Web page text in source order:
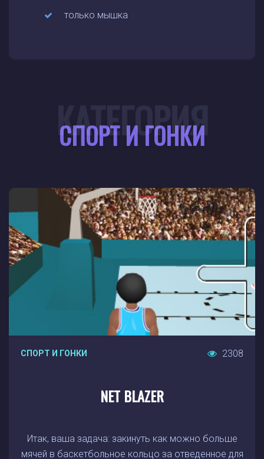
только мышка
СПОРТ И ГОНКИ
КАТЕГОРИЯ
СПОРТ И ГОНКИ 2308
NET BLAZER
Итак, ваша задача: закинуть как можно больше
мячей в баскетбольное кольцо за отведенное для